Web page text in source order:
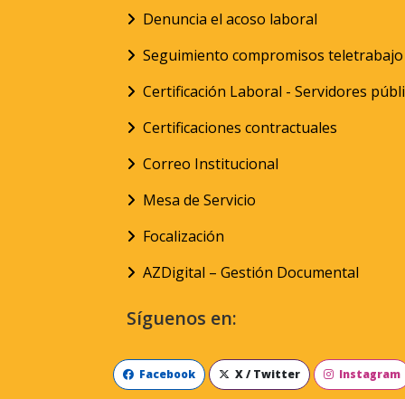
Denuncia el acoso laboral
Seguimiento compromisos teletrabajo
Certificación Laboral - Servidores
Certificaciones contractuales
Correo Institucional
Mesa de Servicio
Focalización
AZDigital – Gestión Documental
Síguenos en:
Facebook X / Twitter Instagram